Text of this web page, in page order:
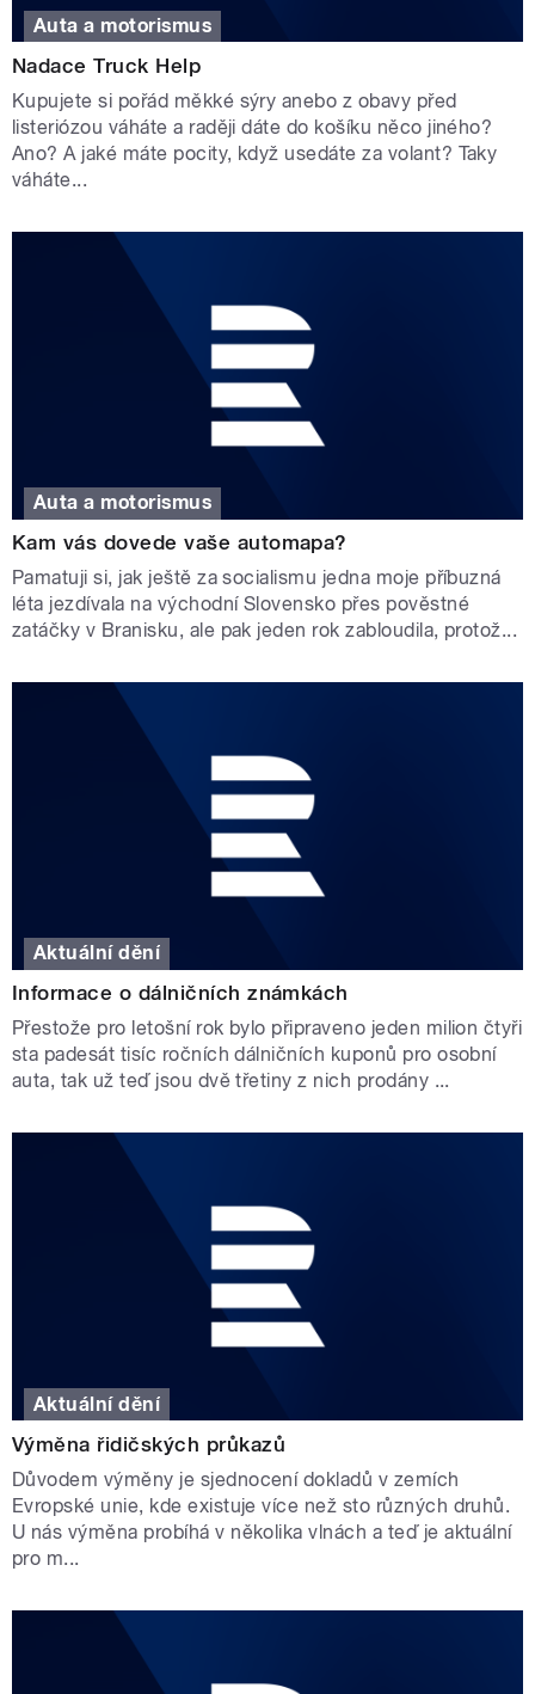
Auta a motorismus
Nadace Truck Help
Kupujete si pořád měkké sýry anebo z obavy před
listeriózou váháte a raději dáte do košíku něco jiného?
Ano? A jaké máte pocity, když usedáte za volant? Taky
váháte...
Auta a motorismus
Kam vás dovede vaše automapa?
Pamatuji si, jak ještě za socialismu jedna moje příbuzná
léta jezdívala na východní Slovensko přes pověstné
zatáčky v Branisku, ale pak jeden rok zabloudila, protož...
Aktuální dění
Informace o dálničních známkách
Přestože pro letošní rok bylo připraveno jeden milion čtyři
sta padesát tisíc ročních dálničních kuponů pro osobní
auta, tak už teď jsou dvě třetiny z nich prodány ...
Aktuální dění
Výměna řidičských průkazů
Důvodem výměny je sjednocení dokladů v zemích
Evropské unie, kde existuje více než sto různých druhů.
U nás výměna probíhá v několika vlnách a teď je aktuální
pro m...